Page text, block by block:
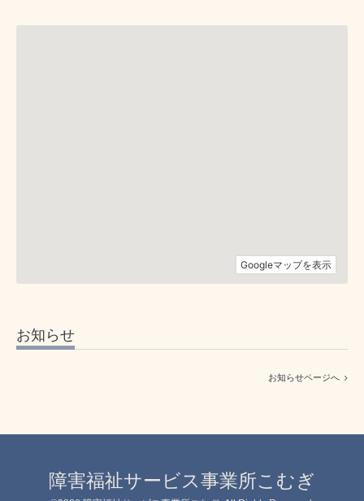
お知らせ
お知らせページへ
障害福祉サービス事業所こむぎ